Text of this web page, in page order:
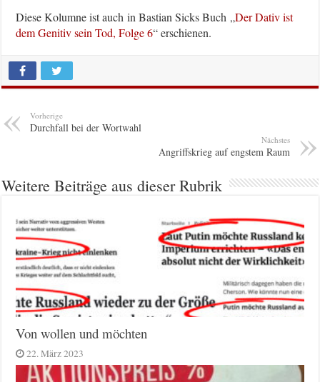
Diese Kolumne ist auch in Bastian Sicks Buch „Der Dativ ist
dem Genitiv sein Tod, Folge 6“ erschienen.
Vorherige
Durchfall bei der Wortwahl
Nächstes
Angriffskrieg auf engstem Raum
Weitere Beiträge aus dieser Rubrik
Von wollen und möchten
22. März 2023